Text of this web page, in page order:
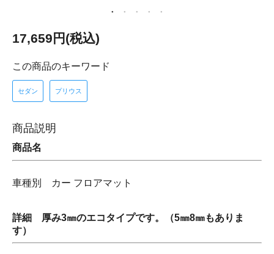
17,659円(税込)
この商品のキーワード
セダン プリウス
商品説明
商品名
車種別 カー フロアマット
詳細 厚み3㎜のエコタイプです。（5㎜8㎜もありま
す）